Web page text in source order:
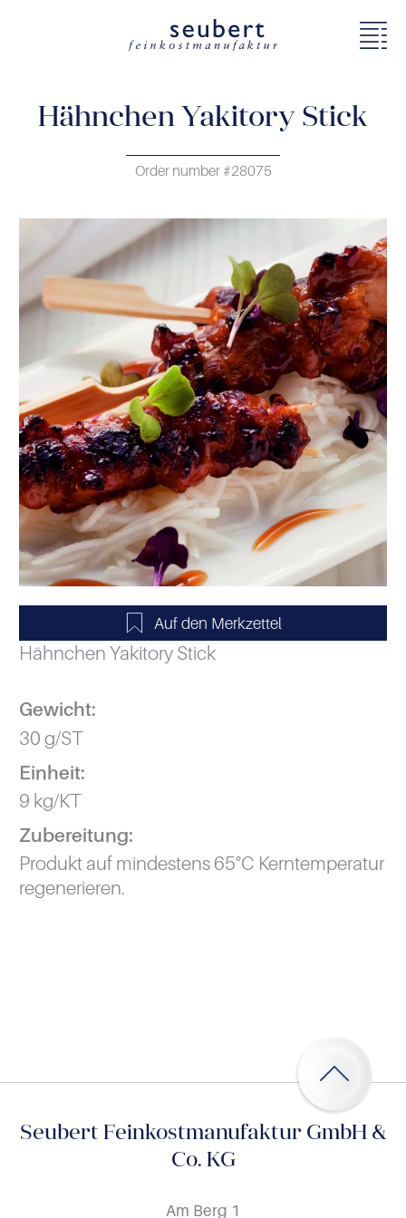
Hähnchen Yakitory Stick
Order number #28075
Hähnchen Yakitory Stick
Gewicht:
30 g/ST
Einheit:
9 kg/KT
Zubereitung:
Produkt auf mindestens 65°C Kerntemperatur
regenerieren.
Seubert Feinkostmanufaktur GmbH &
Co. KG
Am Berg 1